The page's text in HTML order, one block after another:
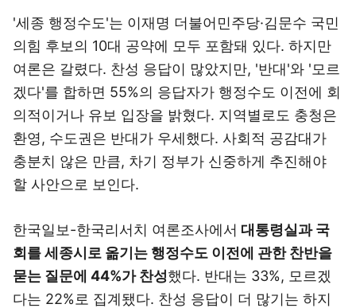
'세종 행정수도'는 이재명 더불어민주당·김문수 국민
의힘 후보의 10대 공약에 모두 포함돼 있다. 하지만
여론은 갈렸다. 찬성 응답이 많았지만, '반대'와 '모르
겠다'를 합하면 55%의 응답자가 행정수도 이전에 회
의적이거나 유보 입장을 밝혔다. 지역별로도 충청은
환영, 수도권은 반대가 우세했다. 사회적 공감대가
충분치 않은 만큼, 차기 정부가 신중하게 추진해야
할 사안으로 보인다.
한국일보-한국리서치 여론조사에서 대통령실과 국
회를 세종시로 옮기는 행정수도 이전에 관한 찬반을
묻는 질문에 44%가 찬성했다. 반대는 33%, 모르겠
다는 22%로 집계됐다. 찬성 응답이 더 많기는 하지